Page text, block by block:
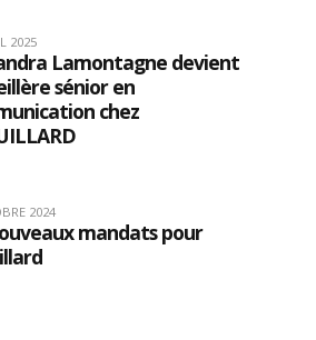
2025
Lamontagne devient
sénior en
chez
2024
mandats pour